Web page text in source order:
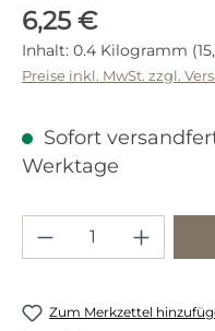
Regulärer Preis:
6,25 €
Inhalt: 0.4 Kilogramm
Preise inkl. MwSt. zzgl.
Sofort
Werktage
Produkt
Zum Merkzettel